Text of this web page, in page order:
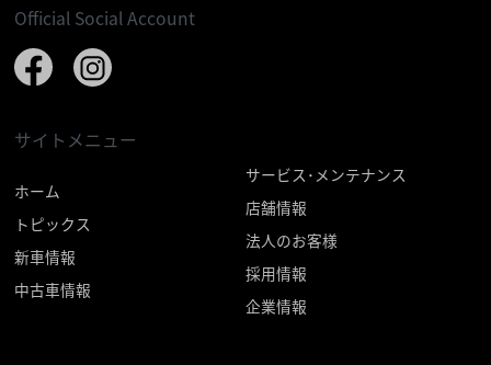
Official Social Account
サイトメニュー
ホーム
トピックス
新車情報
中古車情報
サービス･メンテナンス
店舗情報
法人のお客様
採用情報
企業情報